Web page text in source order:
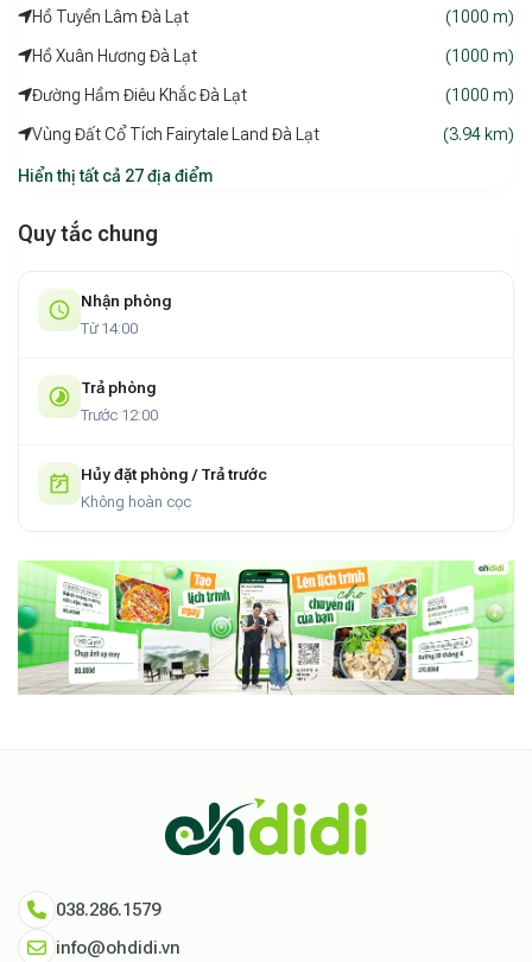
Hồ Tuyền Lâm Đà Lạt (1000 m)
Hồ Xuân Hương Đà Lạt (1000 m)
Đường Hầm Điêu Khắc Đà Lạt (1000 m)
Vùng Đất Cổ Tích Fairytale Land Đà Lạt (3.94 km)
Hiển thị tất cả 27 địa điểm
Quy tắc chung
Nhận phòng
Từ 14:00
Trả phòng
Trước 12:00
Hủy đặt phòng / Trả trước
Không hoàn cọc
038.286.1579
info@ohdidi.vn